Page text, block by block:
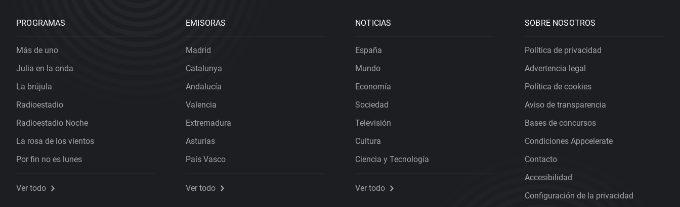
PROGRAMAS
Más de uno
Julia en la onda
La brújula
Radioestadio
Radioestadio Noche
La rosa de los vientos
Por fin no es lunes
Ver todo
EMISORAS
Madrid
Catalunya
Andalucía
Valencia
Extremadura
Asturias
País Vasco
Ver todo
NOTICIAS
España
Mundo
Economía
Sociedad
Televisión
Cultura
Ciencia y Tecnología
Ver todo
SOBRE NOSOTROS
Política de privacidad
Advertencia legal
Política de cookies
Aviso de transparencia
Bases de concursos
Condiciones Appcelerate
Contacto
Accesibilidad
Configuración de la privacidad